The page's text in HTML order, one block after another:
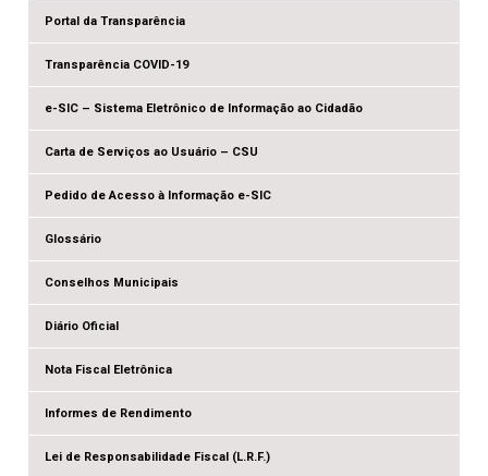
Portal da Transparência
Transparência COVID-19
e-SIC – Sistema Eletrônico de Informação ao Cidadão
Carta de Serviços ao Usuário – CSU
Pedido de Acesso à Informação e-SIC
Glossário
Conselhos Municipais
Diário Oficial
Nota Fiscal Eletrônica
Informes de Rendimento
Lei de Responsabilidade Fiscal (L.R.F.)